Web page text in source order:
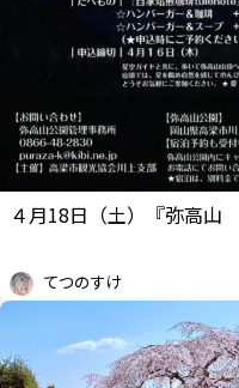
４月18日（土）『弥高山
てつのすけ